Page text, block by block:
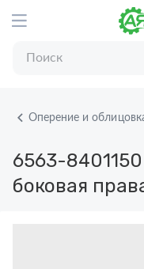
Оперение и
6563-8401150
боковая